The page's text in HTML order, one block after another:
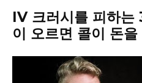
IV 크러시를 피하는
이 오르면 콜이 돈